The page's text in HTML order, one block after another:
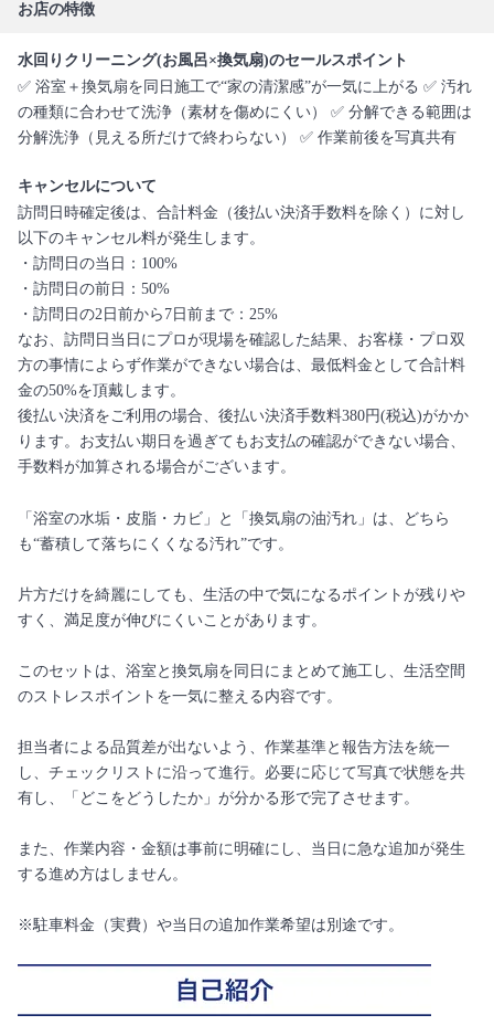
お店の特徴
水回りクリーニング(お風呂×換気扇)のセールスポイント
✅ 浴室＋換気扇を同日施工で“家の清潔感”が一気に上がる ✅ 汚れ
の種類に合わせて洗浄（素材を傷めにくい） ✅ 分解できる範囲は
分解洗浄（見える所だけで終わらない） ✅ 作業前後を写真共有
キャンセルについて
訪問日時確定後は、合計料金（後払い決済手数料を除く）に対し
以下のキャンセル料が発生します。
・訪問日の当日：100%
・訪問日の前日：50%
・訪問日の2日前から7日前まで：25%
なお、訪問日当日にプロが現場を確認した結果、お客様・プロ双
方の事情によらず作業ができない場合は、最低料金として合計料
金の50%を頂戴します。
後払い決済をご利用の場合、後払い決済手数料380円(税込)がかか
ります。お支払い期日を過ぎてもお支払の確認ができない場合、
手数料が加算される場合がございます。
「浴室の水垢・皮脂・カビ」と「換気扇の油汚れ」は、どちら
も“蓄積して落ちにくくなる汚れ”です。
片方だけを綺麗にしても、生活の中で気になるポイントが残りや
すく、満足度が伸びにくいことがあります。
このセットは、浴室と換気扇を同日にまとめて施工し、生活空間
のストレスポイントを一気に整える内容です。
担当者による品質差が出ないよう、作業基準と報告方法を統一
し、チェックリストに沿って進行。必要に応じて写真で状態を共
有し、「どこをどうしたか」が分かる形で完了させます。
また、作業内容・金額は事前に明確にし、当日に急な追加が発生
する進め方はしません。
※駐車料金（実費）や当日の追加作業希望は別途です。